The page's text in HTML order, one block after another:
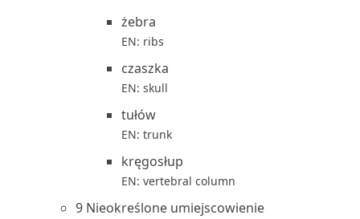
żebra
EN: ribs
czaszka
EN: skull
tułów
EN: trunk
kręgosłup
EN: vertebral column
9 Nieokreślone umiejscowienie